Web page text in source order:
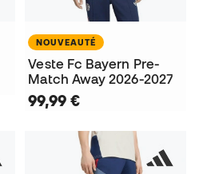
NOUVEAUTÉ
Veste Fc Bayern Pre-
Match Away 2026-2027
99,99 €